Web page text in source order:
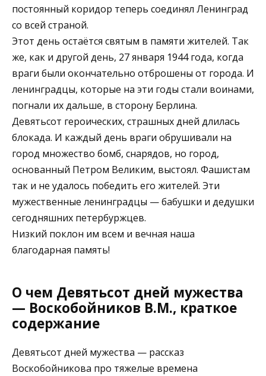
постоянный коридор теперь соединял Ленинград
со всей страной.
Этот день остаётся святым в памяти жителей. Так
же, как и другой день, 27 января 1944 года, когда
враги были окончательно отброшены от города. И
ленинградцы, которые на эти годы стали воинами,
погнали их дальше, в сторону Берлина.
Девятьсот героических, страшных дней длилась
блокада. И каждый день враги обрушивали на
город множество бомб, снарядов, но город,
основанный Петром Великим, выстоял. Фашистам
так и не удалось победить его жителей. Эти
мужественные ленинградцы — бабушки и дедушки
сегодняшних петербуржцев.
Низкий поклон им всем и вечная наша
благодарная память!
О чем Девятьсот дней мужества
— Воскобойников В.М., краткое
содержание
Девятьсот дней мужества — рассказ
Воскобойникова про тяжелые времена